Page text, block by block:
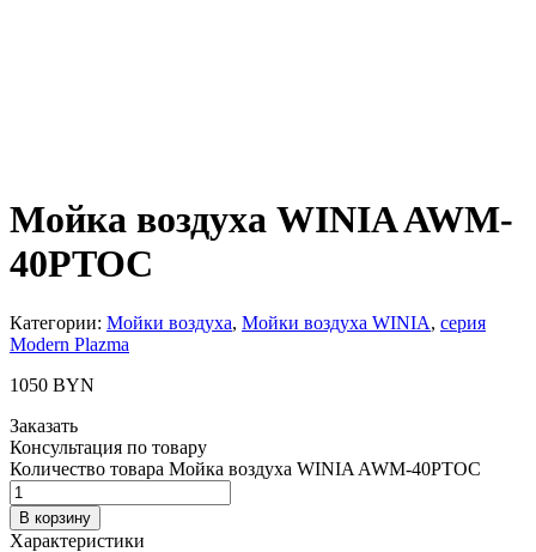
Мойка воздуха WINIA AWM-
40PTOC
Категории: Мойки воздуха, Мойки воздуха WINIA, серия
Modern Plazma
1050 BYN
Заказать
Консультация по товару
Количество товара Мойка воздуха WINIA AWM-40PTOC
В корзину
Характеристики